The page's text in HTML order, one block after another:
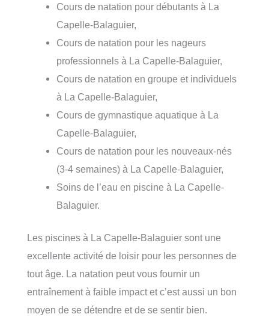
Cours de natation pour débutants à La
Capelle-Balaguier,
Cours de natation pour les nageurs
professionnels à La Capelle-Balaguier,
Cours de natation en groupe et individuels
à La Capelle-Balaguier,
Cours de gymnastique aquatique à La
Capelle-Balaguier,
Cours de natation pour les nouveaux-nés
(3-4 semaines) à La Capelle-Balaguier,
Soins de l’eau en piscine à La Capelle-
Balaguier.
Les piscines à La Capelle-Balaguier sont une
excellente activité de loisir pour les personnes de
tout âge. La natation peut vous fournir un
entraînement à faible impact et c’est aussi un bon
moyen de se détendre et de se sentir bien.